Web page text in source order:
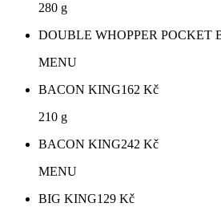
280 g
DOUBLE WHOPPER POCKET
MENU
BACON KING162 Kč
210 g
BACON KING242 Kč
MENU
BIG KING129 Kč